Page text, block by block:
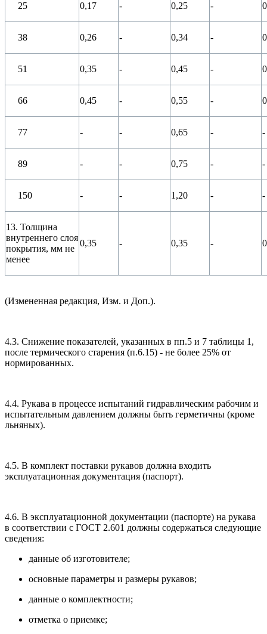
25 0,17 - 0,25 -
38 0,26 - 0,34 -
51 0,35 - 0,45 -
66 0,45 - 0,55 -
77 - - 0,65 - -
89 - - 0,75 - -
150 - - 1,20 - -
13. Толщина
внутреннего слоя
покрытия, мм не
менее
0,35 - 0,35 -
(Измененная редакция, Изм. и Доп.).
4.3. Снижение показателей, указанных в пп.5 и 7 таблицы 1,
после термического старения (п.6.15) - не более 25% от
нормированных.
4.4. Рукава в процессе испытаний гидравлическим рабочим и
испытательным давлением должны быть герметичны (кроме
льняных).
4.5. В комплект поставки рукавов должна входить
эксплуатационная документация (паспорт).
4.6. В эксплуатационной документации (паспорте) на рукава
в соответствии с ГОСТ 2.601 должны содержаться следующие
сведения:
данные об изготовителе;
основные параметры и размеры рукавов;
данные о комплектности;
отметка о приемке;